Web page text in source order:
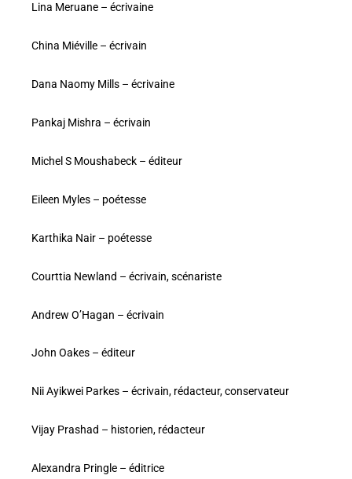
Lina Meruane – écrivaine
China Miéville – écrivain
Dana Naomy Mills – écrivaine
Pankaj Mishra – écrivain
Michel S Moushabeck – éditeur
Eileen Myles – poétesse
Karthika Nair – poétesse
Courttia Newland – écrivain, scénariste
Andrew O’Hagan – écrivain
John Oakes – éditeur
Nii Ayikwei Parkes – écrivain, rédacteur, conservateur
Vijay Prashad – historien, rédacteur
Alexandra Pringle – éditrice